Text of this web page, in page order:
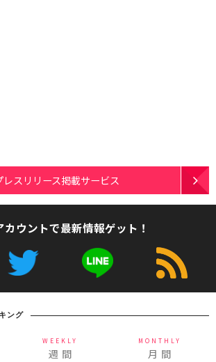
レスリリース掲載サービス
カウントで最新情報ゲット！
ング
WEEKLY
週 間
MONTHLY
月 間